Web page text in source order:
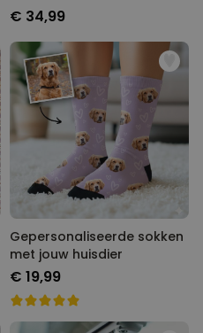
€ 34,99
Gepersonaliseerde sokken
met jouw huisdier
€ 19,99